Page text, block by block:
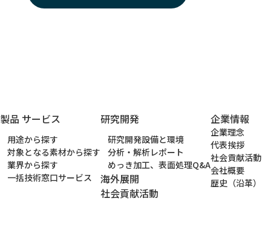
製品 サービス
用途から探す
対象となる素材から探す
業界から探す
一括技術窓口サービス
研究開発
研究開発設備と環境
分析・解析レポート
めっき加工、表面処理Q&A
海外展開
社会貢献活動
企業情報
企業理念
代表挨拶
社会貢献活動
会社概要
歴史（沿革）